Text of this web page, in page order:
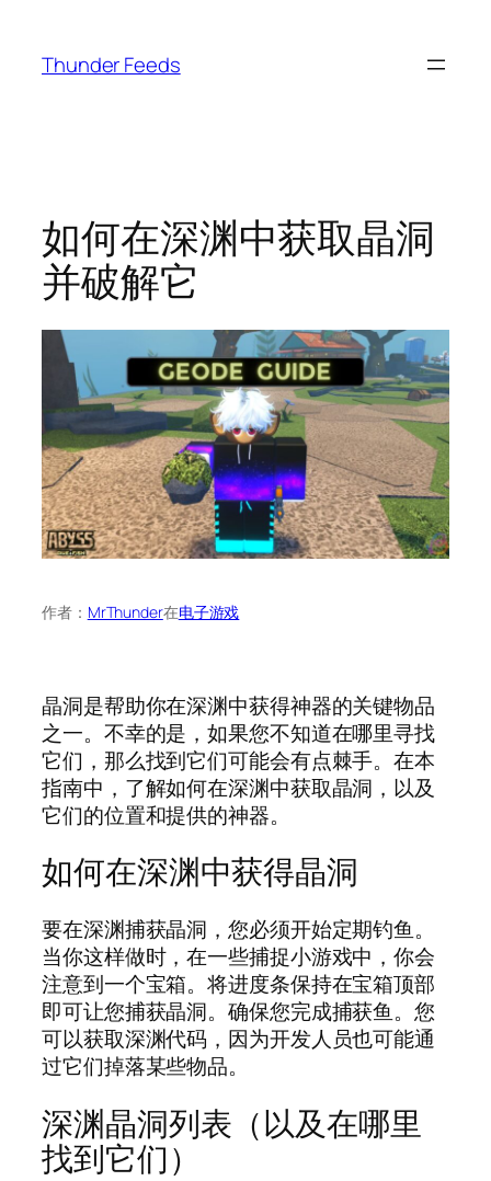
Thunder Feeds
如何在深渊中获取晶洞
并破解它
作者： MrThunder在电子游戏
晶洞是帮助你在深渊中获得神器的关键物品
之一。不幸的是，如果您不知道在哪里寻找
它们，那么找到它们可能会有点棘手。在本
指南中，了解如何在深渊中获取晶洞，以及
它们的位置和提供的神器。
如何在深渊中获得晶洞
要在深渊捕获晶洞，您必须开始定期钓鱼。
当你这样做时，在一些捕捉小游戏中，你会
注意到一个宝箱。将进度条保持在宝箱顶部
即可让您捕获晶洞。确保您完成捕获鱼。您
可以获取深渊代码，因为开发人员也可能通
过它们掉落某些物品。
深渊晶洞列表（以及在哪里
找到它们）